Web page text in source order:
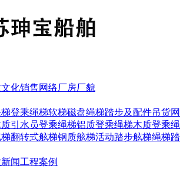
化销售网络厂房厂貌
登乘绳梯软梯磁盘绳梯踏步及配件吊货
质引水员登乘绳梯铝质登乘绳梯木质登乘
翻转式舷梯钢质舷梯活动踏步舷梯绳梯
闻工程案例